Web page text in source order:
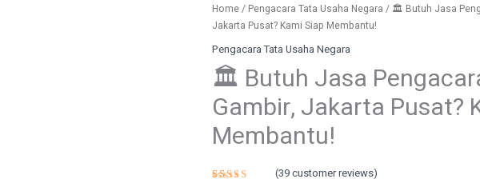
Home/ Pengacara Tata Usaha Negara / 🏛️ Butuh Jasa
Jakarta Pusat? Kami Siap Membantu!
Pengacara Tata Usaha Negara
🏛️ Butuh Jasa
Gambir, Jakarta Pusat?
Membantu!
(39customer reviews)
🏛️
Butuh
Jasa
Pengacara
PTUN
Gambir,
Jakarta
Pusat?